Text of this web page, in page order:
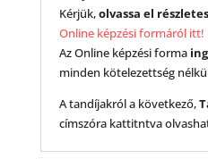
Kérjük,olvassa el
Online képzési formáról itt!
Az Online képzési forma
minden kötelezettség
A tandíjakról a következő,
címszóra kattitntva